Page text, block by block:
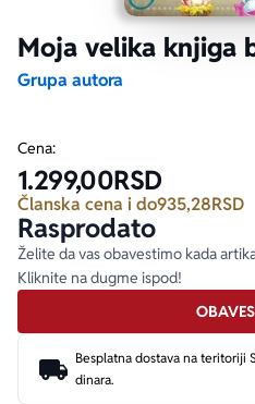
Moja velika knjiga
Grupa autora
Cena:
1.299,00RSD
Članska cena i do935,28RSD
Rasprodato
Želite da vas obavestimo kada
Kliknite na dugme ispod!
Besplatna dostava na
dinara.
Ekranizovane knjige
E-knjige
Autori
Poezija
Biografija
Bojan Ljubenović
Milica Jakovljević Mir-Jam
Peter Handke
Elif Šafak